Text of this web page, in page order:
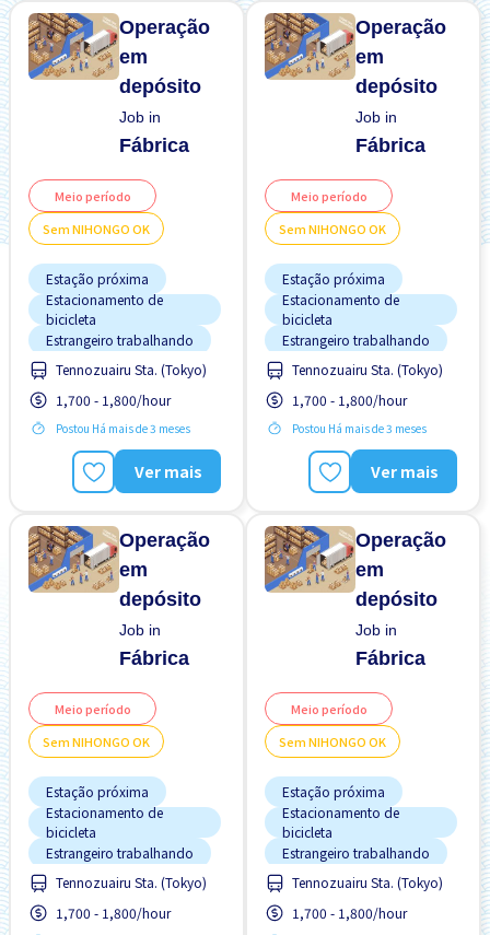
Sem "NIHONGO" OK
Sem "NIHONGO" OK
Operação
em
depósito
Job in
Fábrica
Meio período
Sem NIHONGO OK
Estação próxima
Estacionamento de
bicicleta
Estrangeiro trabalhando
FDS & FER desligado
Menos com o tempo
Pago diariamente
Preferência por Homens
Sem experiência OK
Sem "NIHONGO" OK
Tennozuairu Sta. (Tokyo)
1,700 - 1,800/hour
Postou Há mais de 3 meses
Ver mais
Operação
em
depósito
Job in
Fábrica
Meio período
Sem NIHONGO OK
Estação próxima
Estacionamento de
bicicleta
Estrangeiro trabalhando
FDS & FER desligado
Menos com o tempo
Pago diariamente
Preferência por Homens
Sem experiência OK
Sem "NIHONGO" OK
Tennozuairu Sta. (Tokyo)
1,700 - 1,800/hour
Postou Há mais de 3 meses
Ver mais
Operação
em
depósito
Job in
Fábrica
Meio período
Sem NIHONGO OK
Estação próxima
Estacionamento de
bicicleta
Estrangeiro trabalhando
FDS & FER desligado
Menos com o tempo
Tennozuairu Sta. (Tokyo)
1,700 - 1,800/hour
Operação
em
depósito
Job in
Fábrica
Meio período
Sem NIHONGO OK
Estação próxima
Estacionamento de
bicicleta
Estrangeiro trabalhando
FDS & FER desligado
Menos com o tempo
Tennozuairu Sta. (Tokyo)
1,700 - 1,800/hour